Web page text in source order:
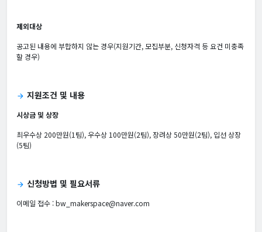
제외대상
공고된 내용에 부합하지 않는 경우(지원기간, 모집부분, 신청자격 등 요건 미충족
할 경우)
arrow_forward 지원조건 및 내용
시상금 및 상장
최우수상 200만원(1팀), 우수상 100만원(2팀), 장려상 50만원(2팀), 입선 상장
(5팀)
arrow_forward 신청방법 및 필요서류
이메일 접수 : bw_makerspace@naver.com